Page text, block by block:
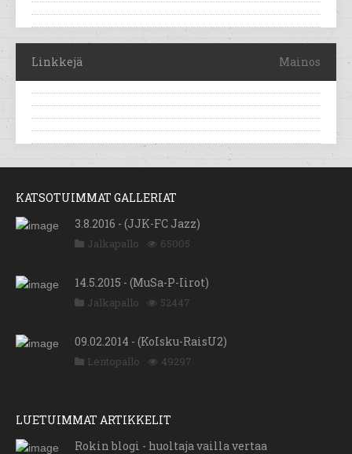
Linkkejä Mainos
KATSOTUIMMAT GALLERIAT
3.8.2016 - (JJK-FC Jazz)
Jalkapallo 65005
14.5.2015 - (MuSa-P-Iirot)
Jalkapallo 52447
09.02.2014 - (KoIsku-RaisU2)
Lentopallo 49297
LUETUIMMAT ARTIKKELIT
Rokin blogi - huoltaja vailla vertaa